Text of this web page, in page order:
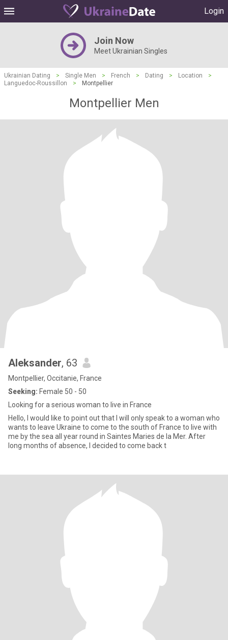
Login
Join Now
Meet Ukrainian Singles
Ukrainian Dating > Single Men > French > Dating > Location
>
Languedoc-Roussillon
> Montpellier
Montpellier Men
Aleksander, 63
Montpellier, Occitanie, France
Seeking: Female 50 - 50
Looking for a serious woman to live in France
Hello, I would like to point out that I will only speak to a woman who
wants to leave Ukraine to come to the south of France to live with
me by the sea all year round in Saintes Maries de la Mer. After
long months of absence, I decided to come back t